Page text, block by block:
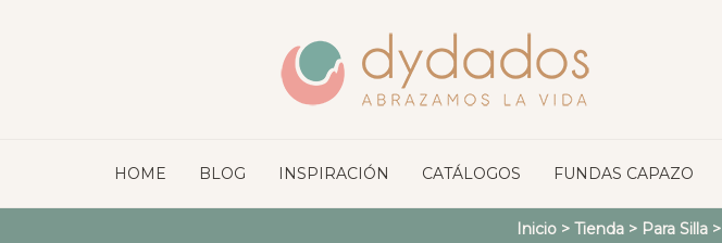
HOME BLOG INSPIRACIÓN CATÁLOGOS FUNDAS CAPAZO
Inicio> Tienda> Para Silla>